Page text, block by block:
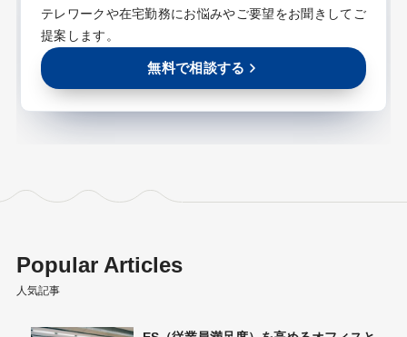
テレワークや在宅勤務にお悩みやご要望をお聞きしてご
提案します。
無料で相談する
Popular Articles
人気記事